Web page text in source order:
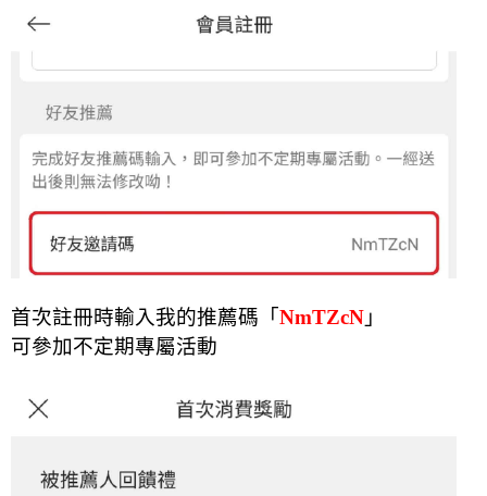
首次註冊時輸入我的推薦碼「 NmTZcN 」
可參加不定期專屬活動